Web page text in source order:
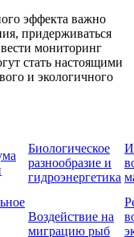
эффекта важно
придерживаться
мониторинг
стать настоящими
и экологичного
Биологическое
разнообразие и
гидроэнергетика
Воздействие на
миграцию рыб